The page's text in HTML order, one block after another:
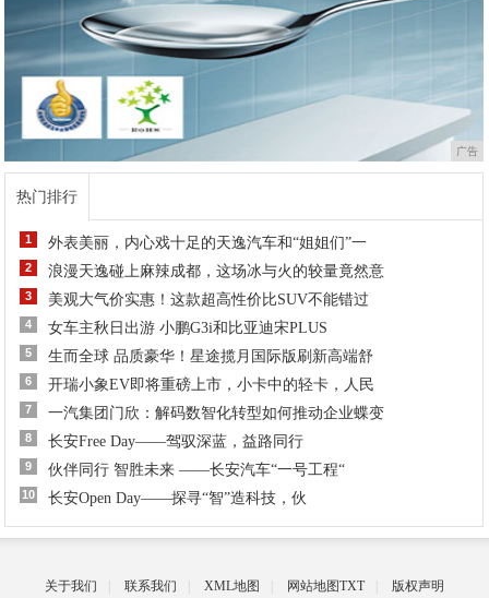
广告
热门排行
1 外表美丽，内心戏十足的天逸汽车和“姐姐们”一
2 浪漫天逸碰上麻辣成都，这场冰与火的较量竟然意
3 美观大气价实惠！这款超高性价比SUV不能错过
4 女车主秋日出游 小鹏G3i和比亚迪宋PLUS
5 生而全球 品质豪华！星途揽月国际版刷新高端舒
6 开瑞小象EV即将重磅上市，小卡中的轻卡，人民
7 一汽集团门欣：解码数智化转型如何推动企业蝶变
8 长安Free Day——驾驭深蓝，益路同行
9 伙伴同行 智胜未来 ——长安汽车“一号工程“
10 长安Open Day——探寻“智”造科技，伙
关于我们 联系我们 XML地图 网站地图TXT 版权声明